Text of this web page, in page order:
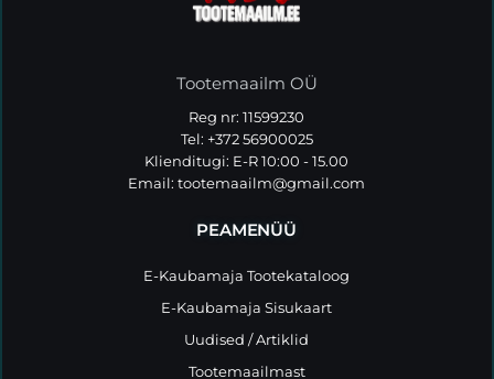
Tootemaailm OÜ
Reg nr: 11599230
Tel: +372 56900025
Klienditugi: E-R 10:00 - 15.00
Email:tootemaailm@gmail.com
PEAMENÜÜ
E-Kaubamaja Tootekataloog
E-Kaubamaja Sisukaart
Uudised / Artiklid
Tootemaailmast